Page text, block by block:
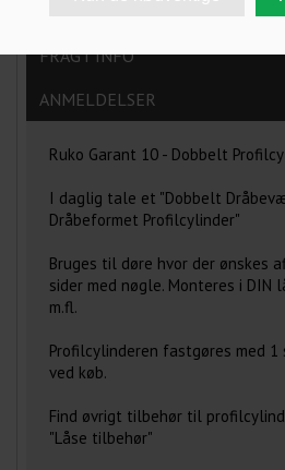
FRAGT INFO
ANMELDELSER
Ruko Garant 10 - Dobbelt
I daglig tale et "Dobbelt
Dråbeformet Profilcylinder"
Bruges til døre hvor der ønskes
sider med nøgle. Monteres i DIN
m.fl.
Profilcylinderen fastgøres med 1
ved køb.
Find øvrigt tilbehør til
"Låse tilbehør"